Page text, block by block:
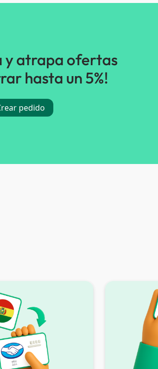
y atrapa ofertas
hasta un 5%!
pedido